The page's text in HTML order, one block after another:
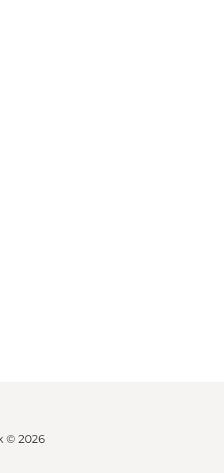
© 2026